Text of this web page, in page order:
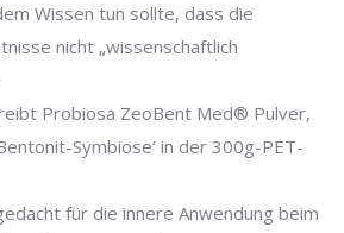
Wissen tun sollte, dass die
nicht „wissenschaftlich
Probiosa ZeoBent Med® Pulver,
Symbiose‘ in der 300g-PET-
für die innere Anwendung beim